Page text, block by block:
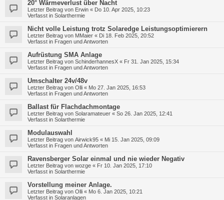
20° Wärmeverlust über Nacht
Letzter Beitrag von Erwin « Do 10. Apr 2025, 10:23
Verfasst in Solarthermie
Nicht volle Leistung trotz Solaredge Leistungsoptimierern
Letzter Beitrag von MMaier « Di 18. Feb 2025, 20:52
Verfasst in Fragen und Antworten
Aufrüstung SMA Anlage
Letzter Beitrag von SchinderhannesX « Fr 31. Jan 2025, 15:34
Verfasst in Fragen und Antworten
Umschalter 24v/48v
Letzter Beitrag von Olli « Mo 27. Jan 2025, 16:53
Verfasst in Fragen und Antworten
Ballast für Flachdachmontage
Letzter Beitrag von Solaramateuer « So 26. Jan 2025, 12:41
Verfasst in Solarthermie
Modulauswahl
Letzter Beitrag von Airwick95 « Mi 15. Jan 2025, 09:09
Verfasst in Fragen und Antworten
Ravensberger Solar einmal und nie wieder Negativ
Letzter Beitrag von wozge « Fr 10. Jan 2025, 17:10
Verfasst in Solarthermie
Vorstellung meiner Anlage.
Letzter Beitrag von Olli « Mo 6. Jan 2025, 10:21
Verfasst in Solaranlagen